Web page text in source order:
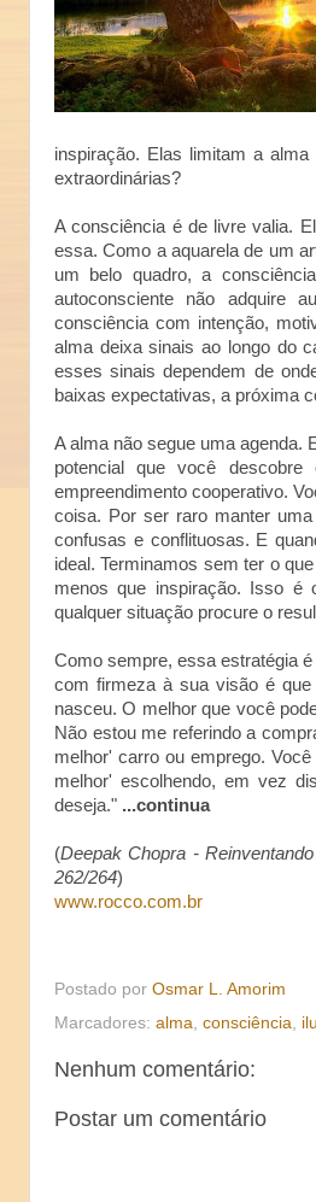
inspiração. Elas limitam a
extraordinárias?
A consciência é de livre valia.
essa. Como a aquarela de um
um belo quadro, a
autoconsciente não adquire
consciência com intenção,
alma deixa sinais ao longo do
esses sinais dependem de
baixas expectativas, a próxima
A alma não segue uma agenda.
potencial que você
empreendimento cooperativo.
coisa. Por ser raro manter
confusas e conflituosas. E
ideal. Terminamos sem ter o
menos que inspiração. Isso é
qualquer situação procure o
Como sempre, essa estratégia
com firmeza à sua visão é
nasceu. O melhor que você
Não estou me referindo a
melhor' carro ou emprego.
melhor' escolhendo, em vez
deseja." ...continua
(Deepak Chopra -
262/264)
www.rocco.com.br
Postado por Osmar L. Amorim
Marcadores: alma consciência
Nenhum comentário:
Postar um comentário